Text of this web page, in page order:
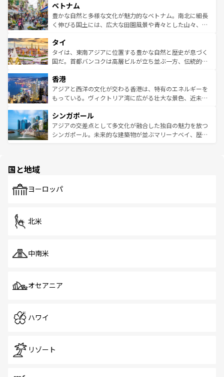
参照してほしい。
容にもいいと評判のスイーツなど、バラエティ豊かな料理
が味わえる。 なお、新着の台湾情報は コンテンツ一覧を参
照してほしい。
き、地方に足を延ばせば四季折々の自然美を楽しむことが
できる。そして、キムチや焼肉、絶品のストリートフード
まで、さまざまな韓国料理が待っている。夜には、韓国な
リティに包まれながら、韓国の多彩な魅力を心ゆくまで味
わってみてほしい。 なお、新着の韓国情報はコンテンツ一
覧を参照してほしい。
ベトナム
豊かな自然と多様な文化が魅力的なベトナム。南北に細長
く伸びる国土には、広大な田園風景や青々とした山々、世
急速な発展と共に伝統が息づく。ハノイの古い町並みやホ
ーチミン市のフランス統治時代の建物も、独特の雰囲気を
醸し出している。また、バラエティの豊かさとおいしさで
とつ。フォーやバインミー、ベトナムコーヒーなどは、ぜ
ひ現地で味わいたい。どの地域を訪れてもあたたかい人々
が旅行者を迎えてくれるので、きっと忘れられない旅にな
参照してほしい。
タイ
タイは、東南アジアに位置する豊かな自然と歴史が息づく
国だ。首都バンコクは高層ビルが立ち並ぶ一方、伝統的な
の活気が交差している。北部ではチェンマイなどの山岳地
帯で自然と触れ合い、南部ではプーケットやクラビの美し
いビーチでリゾート気分を楽しむことができる。タイ料理
激する。気候は一年中温暖で、どの季節にも異なる楽しみ
が待っている。親しみやすいタイの人々、仏教を中心とし
た文化、そして多様な観光資源が、訪れる旅人を魅了し続
香港
アジアと西洋の文化が交わる香港は、特有のエネルギーを
もっている。ヴィクトリア湾に広がる壮大な景色、近未来
み、どこを訪れても感動するはず。観光スポットが密集し
ており、効率よく見どころを回れるのも魅力。息をのむよ
うな絶景から文化的な体験まで、香港を存分に楽しみ尽く
シンガポール
アジアの交差点として多文化が融合した独自の魅力を放つ
シンガポール。未来的な建築物が並ぶマリーナベイ、歴史
で、ホーカーズは地元の風情を楽しめる外せないスポット
国と地域
ヨーロッパ
北米
中南米
オセアニア
ハワイ
リゾート